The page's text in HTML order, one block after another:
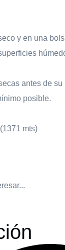
y en una
antes de
posible.
mts)